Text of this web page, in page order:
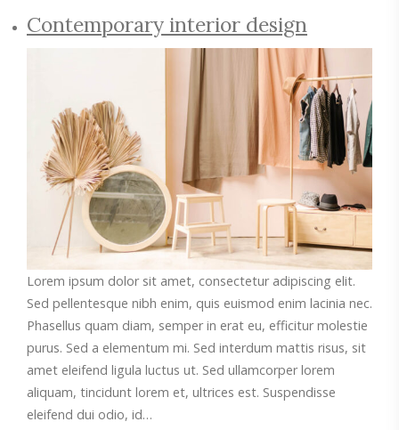
Contemporary interior design
Lorem ipsum dolor sit amet, consectetur adipiscing elit.
Sed pellentesque nibh enim, quis euismod enim lacinia nec.
Phasellus quam diam, semper in erat eu, efficitur molestie
purus. Sed a elementum mi. Sed interdum mattis risus, sit
amet eleifend ligula luctus ut. Sed ullamcorper lorem
aliquam, tincidunt lorem et, ultrices est. Suspendisse
eleifend dui odio, id…